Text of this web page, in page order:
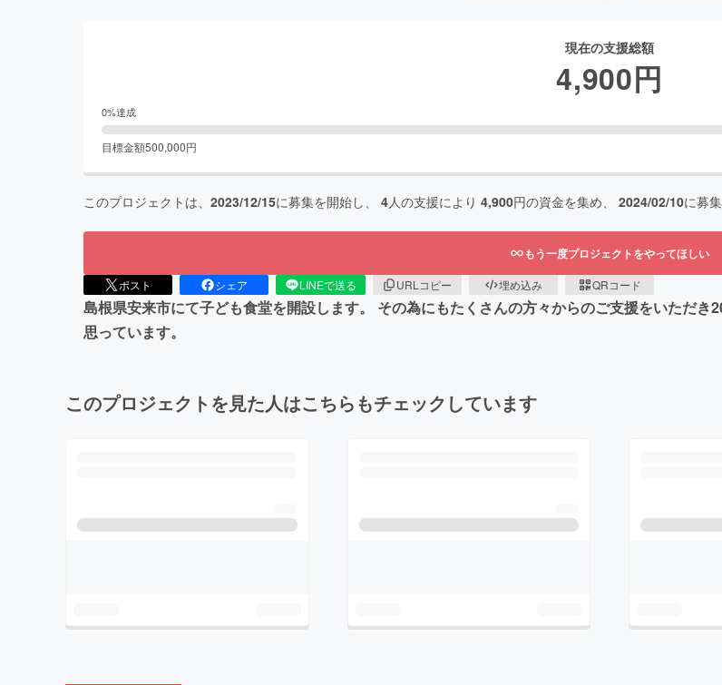
現在の支援総額
4,900円
0%達成
目標金額500,000円
このプロジェクトは、 2023/12/15に募集を開始し、 4人の支援により 4,900円の資金を集め、 2024/02/10に募
もう一度プロジェクトをやってほしい
ポスト シェア LINEで送る URLコピー 埋め込み QRコード
島根県安来市にて子ども食堂を開設します。 その為にもたくさんの方々からのご支援をいただ
思っています。
このプロジェクトを見た人はこちらもチェックしています